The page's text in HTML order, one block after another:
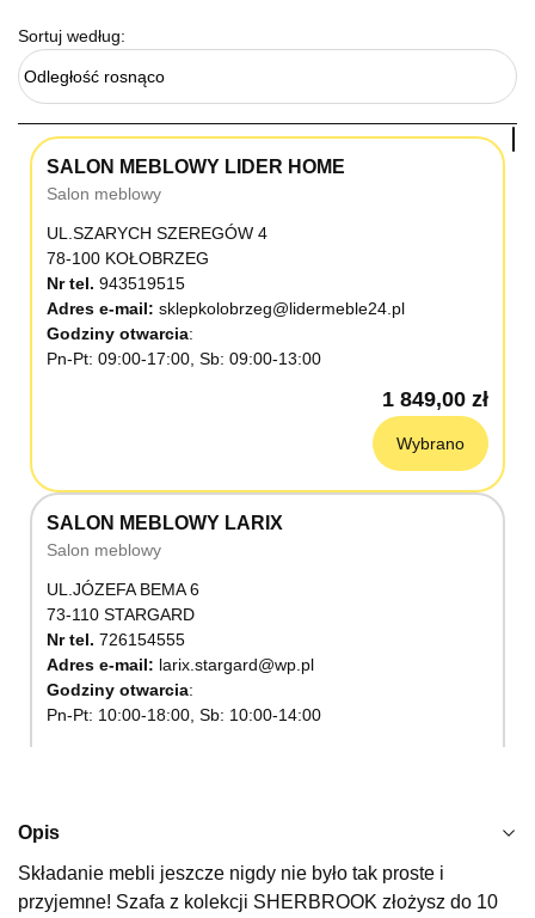
Sortuj według:
Odległość rosnąco
SALON MEBLOWY LIDER HOME
Salon meblowy
UL.SZARYCH SZEREGÓW 4
78-100 KOŁOBRZEG
Nr tel. 943519515
Adres e-mail: sklepkolobrzeg@lidermeble24.pl
Godziny otwarcia
Pn-Pt: 09:00-17:00, Sb: 09:00-13:00
1 849,00 zł
Wybrano
SALON MEBLOWY LARIX
Salon meblowy
UL.JÓZEFA BEMA 6
73-110 STARGARD
Nr tel. 726154555
Adres e-mail: larix.stargard@wp.pl
Godziny otwarcia
Pn-Pt: 10:00-18:00, Sb: 10:00-14:00
SALON MEBLOWY KUBUŚ
Salon meblowy
Opis
Składanie mebli jeszcze nigdy nie było tak proste i
przyjemne! Szafa z kolekcji SHERBROOK złożysz do 10